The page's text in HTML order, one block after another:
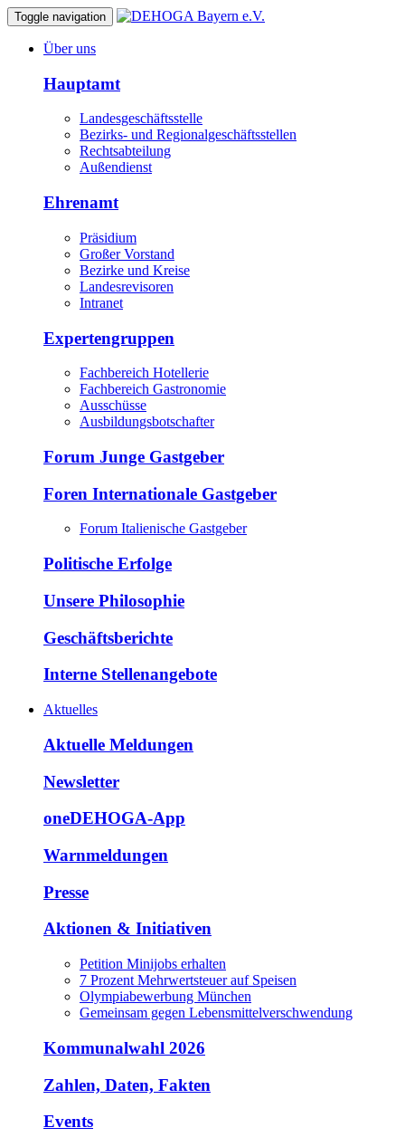
Toggle navigation
Über uns
Hauptamt
Landesgeschäftsstelle
Bezirks- und Regionalgeschäftsstellen
Rechtsabteilung
Außendienst
Ehrenamt
Präsidium
Großer Vorstand
Bezirke und Kreise
Landesrevisoren
Intranet
Expertengruppen
Fachbereich Hotellerie
Fachbereich Gastronomie
Ausschüsse
Ausbildungsbotschafter
Forum Junge Gastgeber
Foren Internationale Gastgeber
Forum Italienische Gastgeber
Politische Erfolge
Unsere Philosophie
Geschäftsberichte
Interne Stellenangebote
Aktuelles
Aktuelle Meldungen
Newsletter
oneDEHOGA-App
Warnmeldungen
Presse
Aktionen & Initiativen
Petition Minijobs erhalten
7 Prozent Mehrwertsteuer auf Speisen
Olympiabewerbung München
Gemeinsam gegen Lebensmittelverschwendung
Kommunalwahl 2026
Zahlen, Daten, Fakten
Events